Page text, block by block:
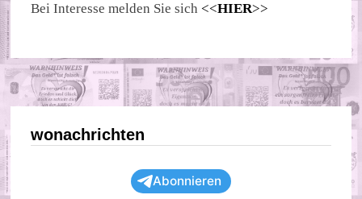
Bei Interesse melden Sie sich <<HIER>>
wonachrichten
Abonnieren